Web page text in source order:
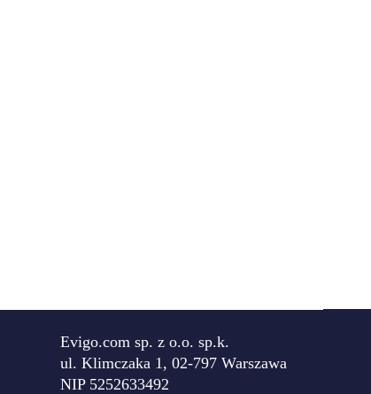
Evigo.com sp. z o.o. sp.k.
ul. Klimczaka 1, 02-797 Warszawa
NIP 5252633492